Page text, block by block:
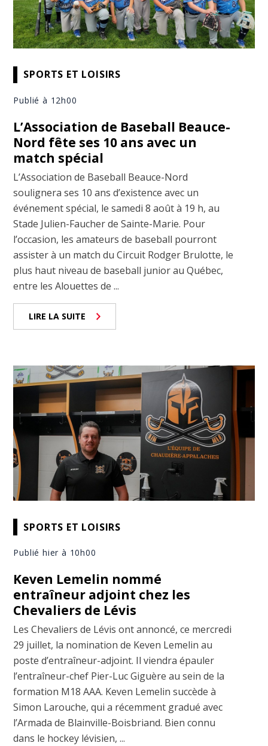
SPORTS ET LOISIRS
Publié à 12h00
L’Association de Baseball Beauce-
Nord fête ses 10 ans avec un
match spécial
L’Association de Baseball Beauce-Nord
soulignera ses 10 ans d’existence avec un
événement spécial, le samedi 8 août à 19 h, au
Stade Julien-Faucher de Sainte-Marie. Pour
l’occasion, les amateurs de baseball pourront
assister à un match du Circuit Rodger Brulotte, le
plus haut niveau de baseball junior au Québec,
entre les Alouettes de ...
LIRE LA SUITE
SPORTS ET LOISIRS
Publié hier à 10h00
Keven Lemelin nommé
entraîneur adjoint chez les
Chevaliers de Lévis
Les Chevaliers de Lévis ont annoncé, ce mercredi
29 juillet, la nomination de Keven Lemelin au
poste d’entraîneur-adjoint. Il viendra épauler
l’entraîneur-chef Pier-Luc Giguère au sein de la
formation M18 AAA. Keven Lemelin succède à
Simon Larouche, qui a récemment gradué avec
l’Armada de Blainville-Boisbriand. Bien connu
dans le hockey lévisien, ...